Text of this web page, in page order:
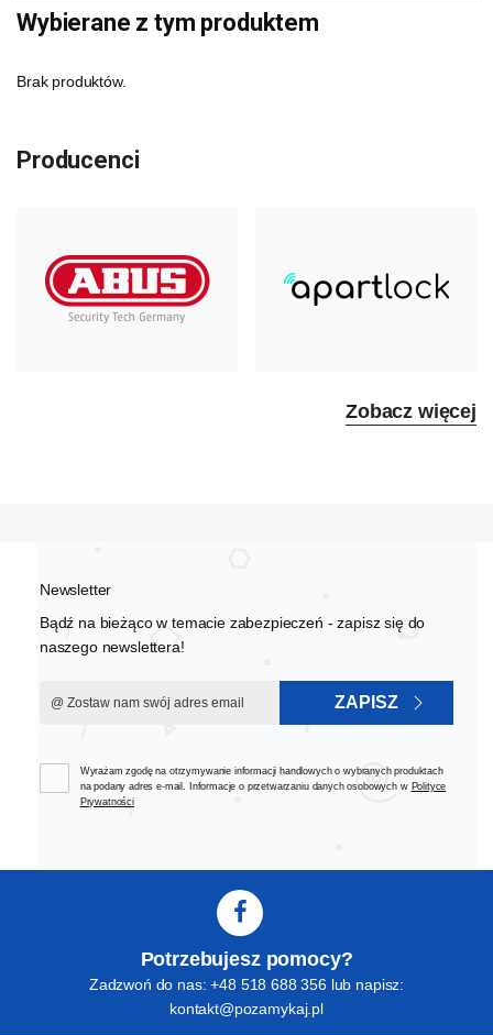
Wybierane z tym produktem
Brak produktów.
Producenci
Zobacz więcej
Newsletter
Bądź na bieżąco w temacie zabezpieczeń - zapisz się do
naszego newslettera!
ZAPISZ
Wyrażam zgodę na otrzymywanie informacji handlowych o wybranych produktach
na podany adres e-mail. Informacje o przetwarzaniu danych osobowych w Polityce
Prywatności
Potrzebujesz pomocy?
Zadzwoń do nas: +48 518 688 356 lub napisz:
kontakt@pozamykaj.pl